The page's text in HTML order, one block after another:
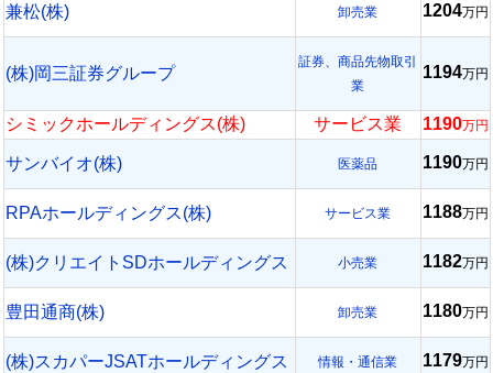
兼松(株) 卸売業 1204万円
(株)岡三証券グループ
証券、商品先物取引
業
1194万円
シミックホールディングス(株) サービス業 1190万円
サンバイオ(株) 医薬品 1190万円
RPAホールディングス(株) サービス業 1188万円
(株)クリエイトSDホールディングス 小売業 1182万円
豊田通商(株) 卸売業 1180万円
(株)スカパーJSATホールディングス 情報・通信業 1179万円